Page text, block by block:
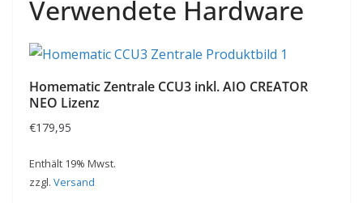
Verwendete Hardware
Homematic Zentrale CCU3 inkl. AIO CREATOR
NEO Lizenz
€179,95
Enthält 19% Mwst.
zzgl. Versand